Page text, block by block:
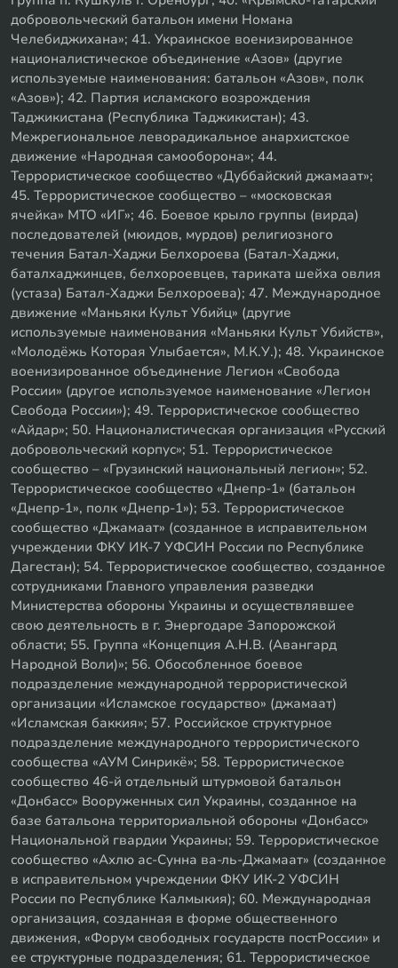
добровольческий батальон имени Номана
Челебиджихана»; 41. Украинское военизированное
националистическое объединение «Азов» (другие
используемые наименования: батальон «Азов», полк
«Азов»); 42. Партия исламского возрождения
Таджикистана (Республика Таджикистан); 43.
Межрегиональное леворадикальное анархистское
движение «Народная самооборона»; 44.
Террористическое сообщество «Дуббайский джамаат»;
45. Террористическое сообщество – «московская
ячейка» МТО «ИГ»; 46. Боевое крыло группы (вирда)
последователей (мюидов, мурдов) религиозного
течения Батал-Хаджи Белхороева (Батал-Хаджи,
баталхаджинцев, белхороевцев, тариката шейха овлия
(устаза) Батал-Хаджи Белхороева); 47. Международное
движение «Маньяки Культ Убийц» (другие
используемые наименования «Маньяки Культ Убийств»,
«Молодёжь Которая Улыбается», М.К.У.); 48. Украинское
военизированное объединение Легион «Свобода
России» (другое используемое наименование «Легион
Свобода России»); 49. Террористическое сообщество
«Айдар»; 50. Националистическая организация «Русский
добровольческий корпус»; 51. Террористическое
сообщество – «Грузинский национальный легион»; 52.
Террористическое сообщество «Днепр-1» (батальон
«Днепр-1», полк «Днепр-1»); 53. Террористическое
сообщество «Джамаат» (созданное в исправительном
учреждении ФКУ ИК-7 УФСИН России по Республике
Дагестан); 54. Террористическое сообщество, созданное
сотрудниками Главного управления разведки
Министерства обороны Украины и осуществлявшее
свою деятельность в г. Энергодаре Запорожской
области; 55. Группа «Концепция А.Н.В. (Авангард
Народной Воли)»; 56. Обособленное боевое
подразделение международной террористической
организации «Исламское государство» (джамаат)
«Исламская баккия»; 57. Российское структурное
подразделение международного террористического
сообщества «АУМ Синрикё»; 58. Террористическое
сообщество 46-й отдельный штурмовой батальон
«Донбасс» Вооруженных сил Украины, созданное на
базе батальона территориальной обороны «Донбасс»
Национальной гвардии Украины; 59. Террористическое
сообщество «Ахлю ас-Сунна ва-ль-Джамаат» (созданное
в исправительном учреждении ФКУ ИК-2 УФСИН
России по Республике Калмыкия); 60. Международная
организация, созданная в форме общественного
движения, «Форум свободных государств постРоссии» и
ее структурные подразделения; 61. Террористическое